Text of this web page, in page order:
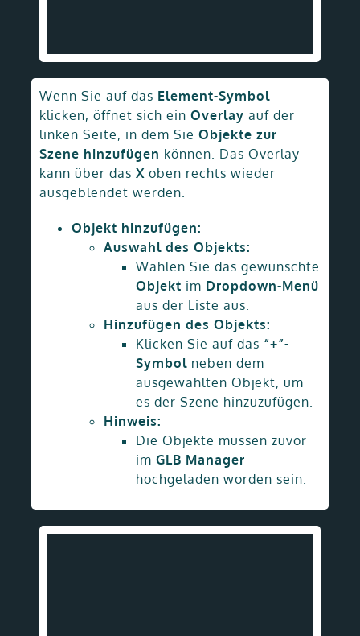
Wenn Sie auf das Element-Symbol
klicken, öffnet sich ein Overlay auf der
linken Seite, in dem Sie Objekte zur
Szene hinzufügen können. Das Overlay
kann über das X oben rechts wieder
ausgeblendet werden.
Objekt hinzufügen:
Auswahl des Objekts:
Wählen Sie das gewünschte
Objekt im Dropdown-Menü
aus der Liste aus.
Hinzufügen des Objekts:
Klicken Sie auf das “+”-
Symbolneben dem
ausgewählten Objekt, um
es der Szene hinzuzufügen.
Hinweis:
Die Objekte müssen zuvor
im GLB Manager
hochgeladen worden sein.